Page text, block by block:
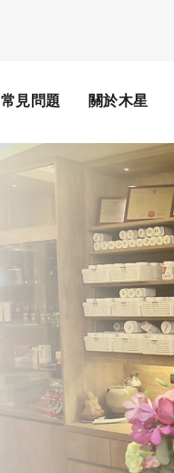
常見問題 關於木星